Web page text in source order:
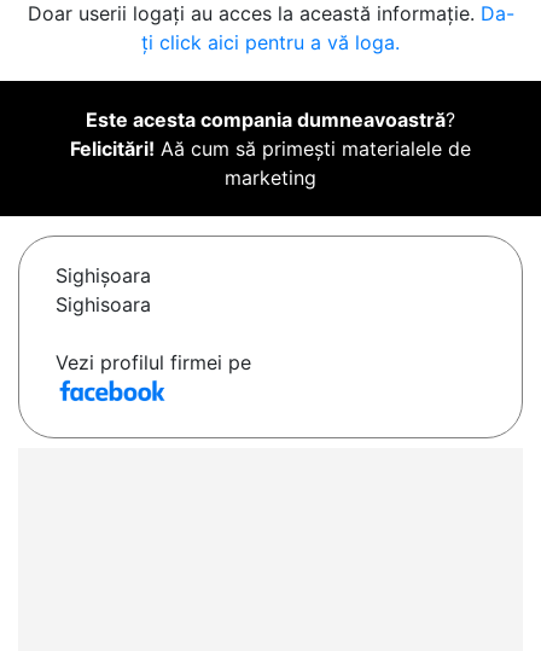
Doar userii logați au acces la această informație. Da-
ți click aici pentru a vă loga.
Este acesta compania dumneavoastră?
Felicitări! Aă cum să primești materialele de
marketing
Sighişoara
Sighisoara
Vezi profilul firmei pe